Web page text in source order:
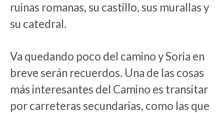
ruinas romanas, su castillo, sus murallas y
su catedral.
Va quedando poco del camino y Soria en
breve serán recuerdos. Una de las cosas
más interesantes del Camino es transitar
por carreteras secundarias, como las que